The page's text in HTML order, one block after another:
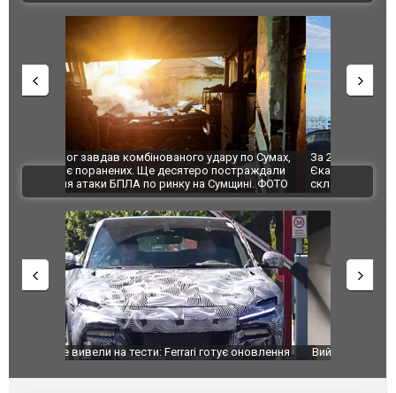
За 2000 кілометрів від кордону з Україною: в
Єкатеринбурзі після атаки дронів загорівся
склад Wildberries. ФОТО. ВІДЕО
"Мої
ВІДЕО
Вийшов трейлер нової екранізації легендарного